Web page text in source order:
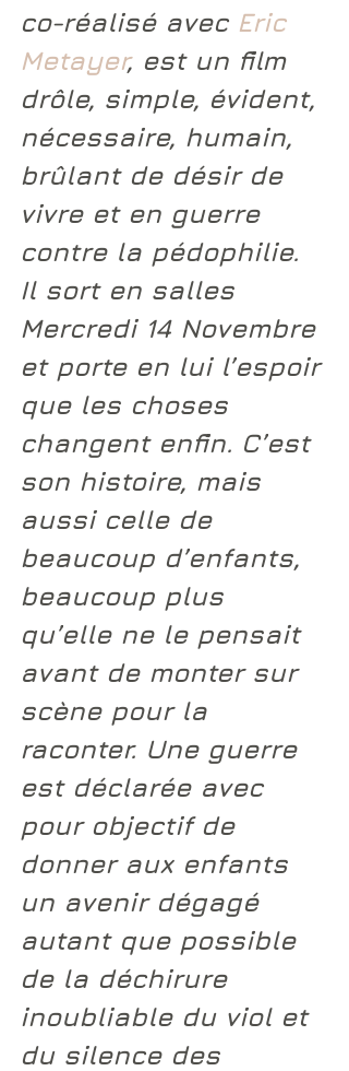
co-réalisé avec Eric
Metayer, est un film
drôle, simple, évident,
nécessaire, humain,
brûlant de désir de
vivre et en guerre
contre la pédophilie.
Il sort en salles
Mercredi 14 Novembre
et porte en lui l’espoir
que les choses
changent enfin. C’est
son histoire, mais
aussi celle de
beaucoup d’enfants,
beaucoup plus
qu’elle ne le pensait
avant de monter sur
scène pour la
raconter. Une guerre
est déclarée avec
pour objectif de
donner aux enfants
un avenir dégagé
autant que possible
de la déchirure
inoubliable du viol et
du silence des